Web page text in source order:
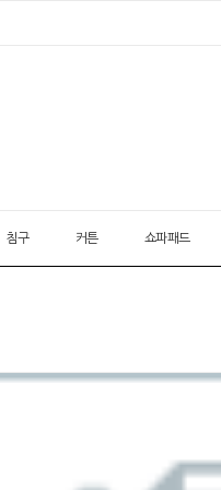
침구 커튼 쇼파패드